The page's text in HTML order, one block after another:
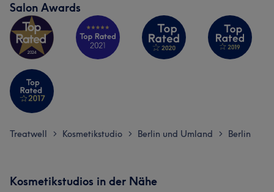
Salon Awards
Treatwell > Kosmetikstudio > Berlin und Umland > Berlin
Kosmetikstudios in der Nähe